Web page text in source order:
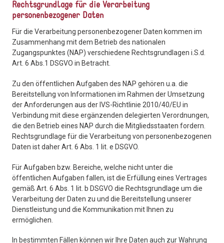
Rechtsgrundlage für die Verarbeitung
personenbezogener Daten
Für die Verarbeitung personenbezogener Daten kommen im
Zusammenhang mit dem Betrieb des nationalen
Zugangspunktes (NAP) verschiedene Rechtsgrundlagen i.S.d.
Art. 6 Abs.1 DSGVO in Betracht.
Zu den öffentlichen Aufgaben des NAP gehören u.a. die
Bereitstellung von Informationen im Rahmen der Umsetzung
der Anforderungen aus der IVS-Richtlinie 2010/40/EU in
Verbindung mit diese ergänzenden delegierten Verordnungen,
die den Betrieb eines NAP durch die Mitgliedsstaaten fordern.
Rechtsgrundlage für die Verarbeitung von personenbezogenen
Daten ist daher Art. 6 Abs. 1 lit. e DSGVO.
Für Aufgaben bzw. Bereiche, welche nicht unter die
öffentlichen Aufgaben fallen, ist die Erfüllung eines Vertrages
gemäß Art. 6 Abs. 1 lit. b DSGVO die Rechtsgrundlage um die
Verarbeitung der Daten zu und die Bereitstellung unserer
Dienstleistung und die Kommunikation mit Ihnen zu
ermöglichen.
In bestimmten Fällen können wir Ihre Daten auch zur Wahrung